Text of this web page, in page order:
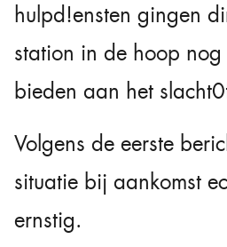
hulpd!ensten gingen
station in de hoop nog
bieden aan het
Volgens de eerste
situatie bij aankomst
ernstig.